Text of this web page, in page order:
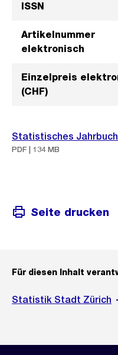
ISSN
Artikelnummer
elektronisch
Einzelpreis
(CHF)
Statistisches
PDF | 134 MB
Seite drucken
Für diesen Inhalt
Statistik Stadt Zürich